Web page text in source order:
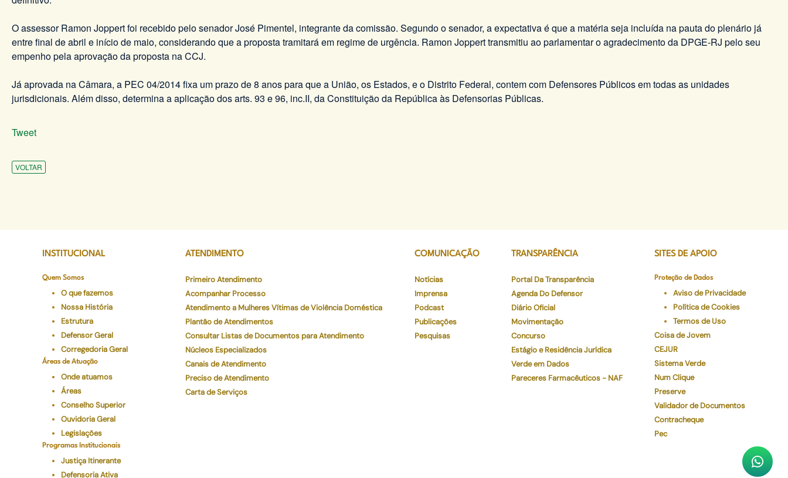
O assessor Ramon Joppert foi recebido pelo senador José Pimentel, integrante da comissão. Segundo o senador, a expectativa é que a matéria seja incluída na pauta do plenário já
entre final de abril e início de maio, considerando que a proposta tramitará em regime de urgência. Ramon Joppert transmitiu ao parlamentar o agradecimento da DPGE-RJ pelo seu
empenho pela aprovação da proposta na CCJ.
Já aprovada na Câmara, a PEC 04/2014 fixa um prazo de 8 anos para que a União, os Estados, e o Distrito Federal, contem com Defensores Públicos em todas as unidades
jurisdicionais. Além disso, determina a aplicação dos arts. 93 e 96, inc.II, da Constituição da República às Defensorias Públicas.
Tweet
VOLTAR
INSTITUCIONAL
Quem Somos
O que fazemos
Nossa História
Estrutura
Defensor Geral
Corregedoria Geral
Áreas de Atuação
Onde atuamos
Áreas
Conselho Superior
Ouvidoria Geral
Legislações
Programas Institucionais
Justiça Itinerante
Defensoria Ativa
ATENDIMENTO
Primeiro Atendimento
Acompanhar Processo
Atendimento a Mulheres Vítimas de Violência Doméstica
Plantão de Atendimentos
Consultar Listas de Documentos para Atendimento
Núcleos Especializados
Canais de Atendimento
Preciso de Atendimento
Carta de Serviços
COMUNICAÇÃO
Notícias
Imprensa
Podcast
Publicações
Pesquisas
TRANSPARÊNCIA
Portal Da Transparência
Agenda Do Defensor
Diário Oficial
Movimentação
Concurso
Estágio e Residência Jurídica
Verde em Dados
Pareceres Farmacêuticos - NAF
SITES DE APOIO
Proteção de Dados
Aviso de Privacidade
Política de Cookies
Termos de Uso
Coisa de Jovem
CEJUR
Sistema Verde
Num Clique
Preserve
Validador de Documentos
Contracheque
Pec